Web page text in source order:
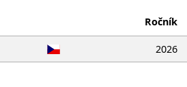
Ročník
2026